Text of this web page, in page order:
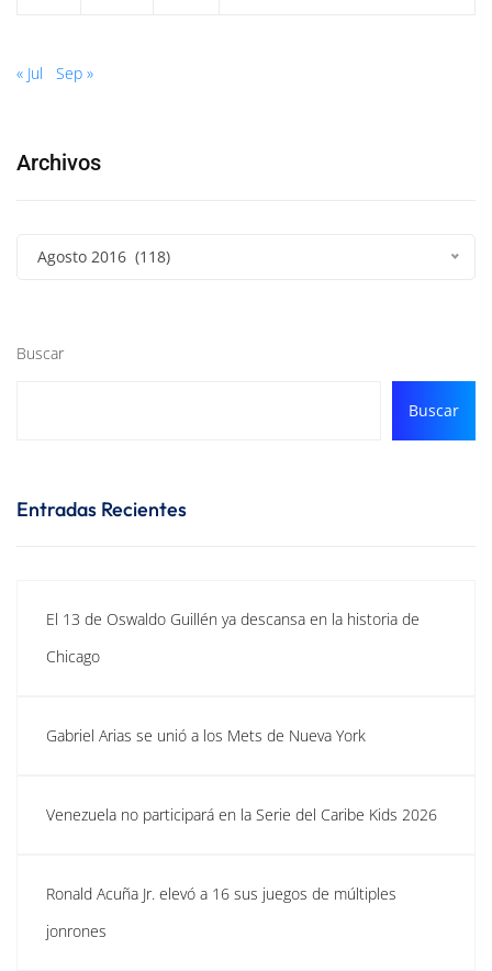
« Jul Sep »
Archivos
Agosto 2016 (118)
Buscar
Buscar
Entradas Recientes
El 13 de Oswaldo Guillén ya descansa en la historia de
Chicago
Gabriel Arias se unió a los Mets de Nueva York
Venezuela no participará en la Serie del Caribe Kids 2026
Ronald Acuña Jr. elevó a 16 sus juegos de múltiples
jonrones